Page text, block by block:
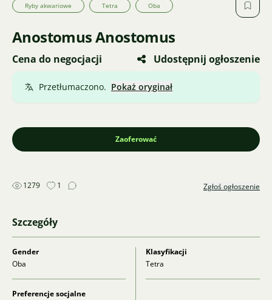
Ryby akwariowe Tetra Oba
Anostomus Anostomus
Cena do negocjacji Udostępnij ogłoszenie
Przetłumaczono. Pokaż oryginał
Zaoferować
1279 1 Zgłoś ogłoszenie
Szczegóły
Gender
Oba
Klasyfikacji
Tetra
Preferencje socjalne